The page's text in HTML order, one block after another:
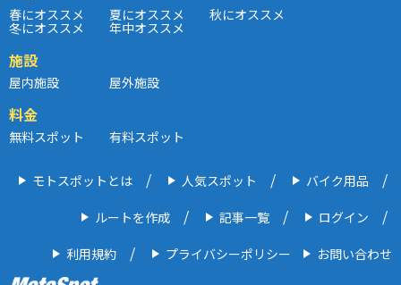
春にオススメ 夏にオススメ 秋にオススメ
冬にオススメ 年中オススメ
施設
屋内施設 屋外施設
料金
無料スポット 有料スポット
モトスポットとは 人気スポット バイク用品
ルートを作成 記事一覧 ログイン
利用規約 プライバシーポリシー
お問い合わせ